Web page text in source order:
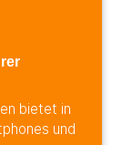
bietet in
und